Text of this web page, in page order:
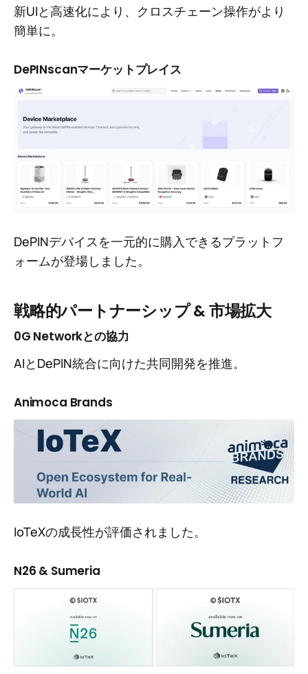
新UIと高速化により、クロスチェーン操作がより
簡単に。
DePINscanマーケットプレイス
DePINデバイスを一元的に購入できるプラットフ
ォームが登場しました。
戦略的パートナーシップ & 市場拡大
0G Networkとの協力
AIとDePIN統合に向けた共同開発を推進。
Animoca Brands
IoTeXの成長性が評価されました。
N26 & Sumeria